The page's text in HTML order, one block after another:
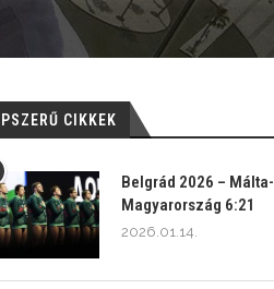
CIKKEK
Belgrád 2026 – Málta-
Magyarország 6:21
2026.01.14.